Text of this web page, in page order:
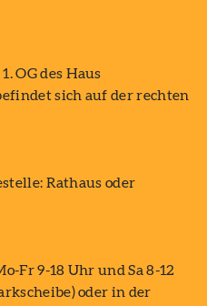
OG des Haus
sich auf der rechten
Rathaus oder
Fr 9-18 Uhr und Sa 8-12
oder in der